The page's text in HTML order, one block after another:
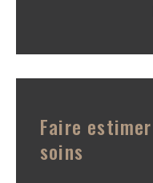
Spécialisée dans les
pour répondre à vos
dans les meilleures
Faire
soins